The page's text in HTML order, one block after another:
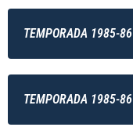
TEMPORADA 1985-86
TEMPORADA 1985-86